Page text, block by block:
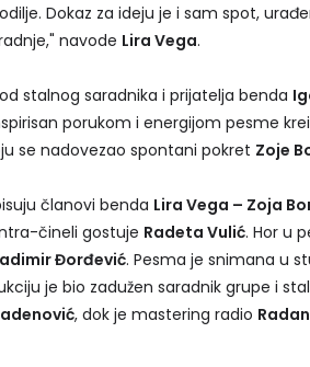
Dokaz za ideju je i sam spot,
navode Lira Vega.
stalnog saradnika i prijatelja benda
porukom i energijom pesme
se nadovezao spontani pokret Zoje
članovi benda Lira Vega – Zoja
čineli gostuje Radeta Vulić. Hor u
Đorđević. Pesma je snimana u
je bio zadužen saradnik grupe i
, dok je mastering radio